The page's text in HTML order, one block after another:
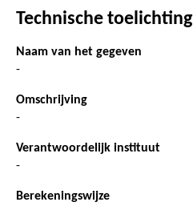
Technische toelichting
Naam van het gegeven
-
Omschrijving
-
Verantwoordelijk instituut
-
Berekeningswijze